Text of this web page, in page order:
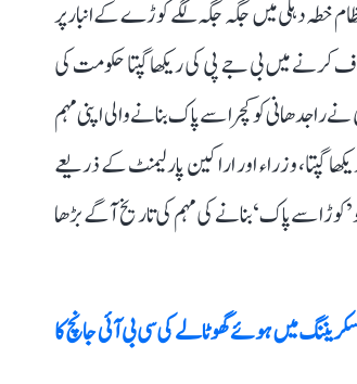
خطہ دہلی میں جگہ جگہ لگے کوڑے کے انبار پر
کرنے میں بی جے پی کی ریکھا گپتا حکومت کی
راجدھانی کو کچرا سے پاک بنانے والی اپنی مہم
گپتا، وزراء اور اراکین پارلیمنٹ کے ذریعے
سے پاک‘ بنانے کی مہم کی تاریخ آگے بڑھا
میں ہوئے گھوٹالے کی سی بی آئی جانچ کا